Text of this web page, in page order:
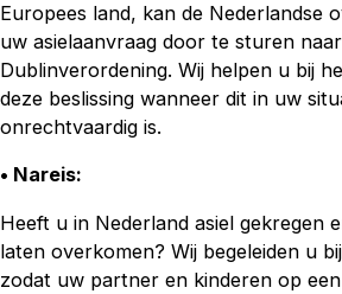
Europees land, kan de Nederlandse
uw asielaanvraag door te sturen
Dublinverordening. Wij helpen u bij
deze beslissing wanneer dit in uw
onrechtvaardig is.
• Nareis:
Heeft u in Nederland asiel gekregen
laten overkomen? Wij begeleiden u
zodat uw partner en kinderen op